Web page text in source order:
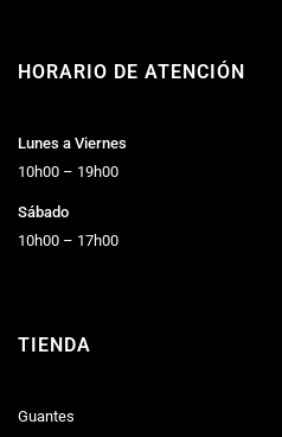
HORARIO DE ATENCIÓN
Lunes a Viernes
10h00 – 19h00
Sábado
10h00 – 17h00
TIENDA
Guantes